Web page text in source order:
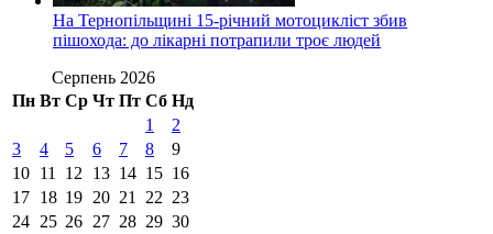
На Тернопільщині 15-річний мотоцикліст збив
пішохода: до лікарні потрапили троє людей
Серпень 2026
Пн Вт Ср Чт Пт Сб Нд
1
2
3
4 5 6 7 8
9
10 11 12 13 14 15 16
17 18 19 20 21 22 23
24 25 26 27 28 29 30